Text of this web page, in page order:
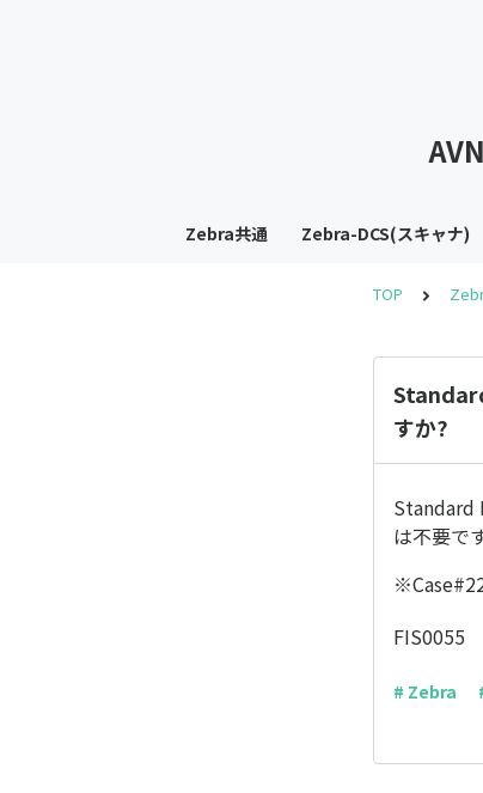
Zebra共通 Zebra-DCS(スキャナ)
TOP
すか?
Standard
は不要です
FIS0055
# Zebra